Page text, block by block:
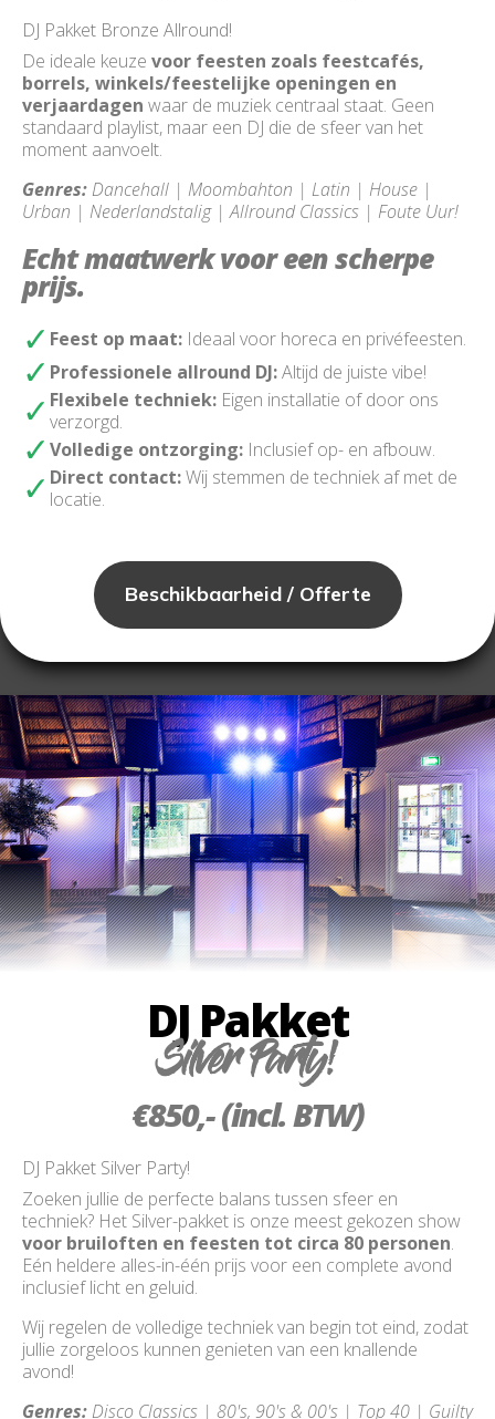
DJ Pakket Bronze Allround!
De ideale keuze voor feesten zoals feestcafés,
borrels, winkels/feestelijke openingen en
verjaardagen waar de muziek centraal staat. Geen
standaard playlist, maar een DJ die de sfeer van het
moment aanvoelt.
Genres: Dancehall | Moombahton | Latin | House |
Urban | Nederlandstalig | Allround Classics | Foute Uur!
Echt maatwerk voor een scherpe
prijs.
Feest op maat: Ideaal voor horeca en privéfeesten.
Professionele allround DJ:Altijd de juiste vibe!
Flexibele techniek: Eigen installatie of door ons
verzorgd.
Volledige ontzorging: Inclusief op- en afbouw.
Direct contact:Wij stemmen de techniek af met de
locatie.
Beschikbaarheid / Offerte
DJ Pakket
Silver Party!
€850,- (incl. BTW)
DJ Pakket Silver Party!
Zoeken jullie de perfecte balans tussen sfeer en
techniek? Het Silver-pakket is onze meest gekozen show
voor bruiloften en feesten tot circa 80 personen.
Eén heldere alles-in-één prijs voor een complete avond
inclusief licht en geluid.
Wij regelen de volledige techniek van begin tot eind, zodat
jullie zorgeloos kunnen genieten van een knallende
avond!
Genres: Disco Classics | 80's, 90's & 00's | Top 40 | Guilty